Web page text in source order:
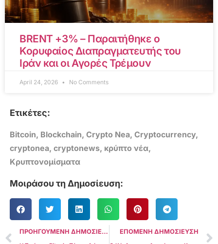
BRENT +3% – Παραιτήθηκε ο
Κορυφαίος Διαπραγματευτής του
Ιράν και οι Αγορές Τρέμουν
April 24, 2026 No Comments
Ετικέτες:
Bitcoin, Blockchain, Crypto Nea, Cryptocurrency,
cryptonea, cryptonews, κρύπτο νέα,
Κρυπτονομίσματα
Μοιράσου τη Δημοσίευση:
ΠΡΟΗΓΟΥΜΕΝΗ ΔΗΜΟΣΙΕΥΣΗ ΕΠΟΜΕΝΗ ΔΗΜΟΣΙΕΥΣΗ